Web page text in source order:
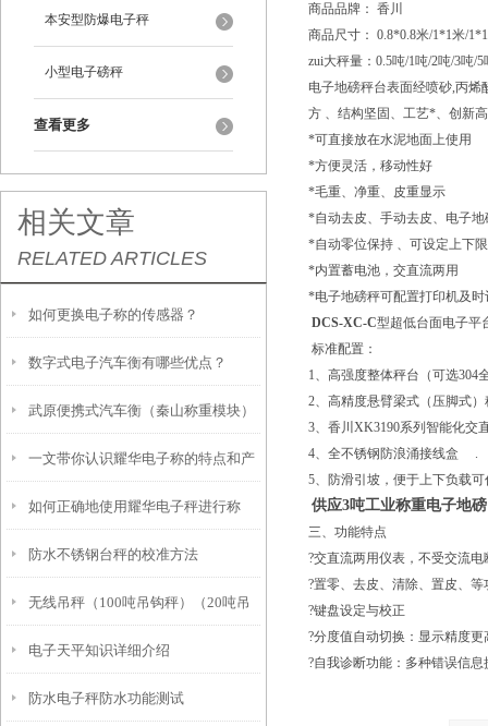
本安型防爆电子秤
小型电子磅秤
查看更多
相关文章
RELATED ARTICLES
如何更换电子称的传感器？
数字式电子汽车衡有哪些优点？
武原便携式汽车衡（秦山称重模块）
元通地磅维修
一文带你认识耀华电子称的特点和产
品参数
如何正确地使用耀华电子秤进行称
重？
防水不锈钢台秤的校准方法
无线吊秤（100吨吊钩秤）（20吨吊
秤）故障原因处理办法
电子天平知识详细介绍
防水电子秤防水功能测试
商品品牌： 香川
商品尺寸： 0.8*0.8米/1*1米/
zui大秤量：0.5吨/1吨/2吨/3吨/5
电子地磅秤台表面经喷砂,丙烯
方 、结构坚固、工艺*、创新
*可直接放在水泥地面上使用
*方便灵活，移动性好
*毛重、净重、皮重显示
*自动去皮、手动去皮、电子
*自动零位保持 、可设定上下
*内置蓄电池，交直流两用
*电子地磅秤可配置打印机及
DCS-XC-C型超低台面电子平
标准配置：
1、高强度整体秤台（
2、高精度悬臂梁式（压脚式
3、香川XK3190系列智能化交
4、全不锈钢防浪涌接线盒 .
5、防滑引坡，便于上下负载
供应3吨工业称重电子地
三、功能特点
?交直流两用仪表，不受交流电
?置零、去皮、清除、置皮、等
?键盘设定与校正
?分度值自动切换：显示精度更
?自我诊断功能：多种错误信息